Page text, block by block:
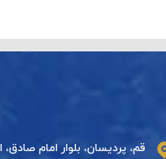
قم، پردیسان، بلوار امام صادق،